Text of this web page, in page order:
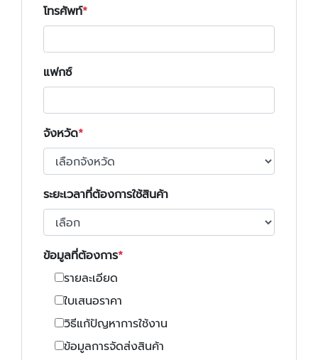
โทรศัพท์
แฟกซ์
จังหวัด
ระยะเวลาที่ต้องการใช้สินค้า
ข้อมูลที่ต้องการ
รายละเอียด
ใบเสนอราคา
วิธีแก้ปัญหาการใช้งาน
ข้อมูลการจัดส่งสินค้า